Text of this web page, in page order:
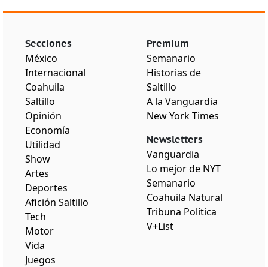
Secciones
México
Internacional
Coahuila
Saltillo
Opinión
Economía
Utilidad
Show
Artes
Deportes
Afición Saltillo
Tech
Motor
Vida
Juegos
Premium
Semanario
Historias de
Saltillo
A la Vanguardia
New York Times
Newsletters
Vanguardia
Lo mejor de NYT
Semanario
Coahuila Natural
Tribuna Política
V+List